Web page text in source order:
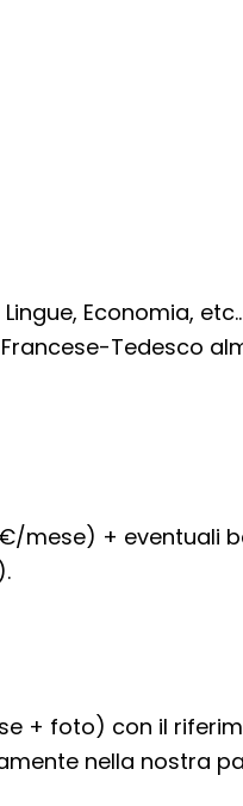
Economia, etc..
Tedesco
mese) + eventuali
+ foto) con il
nella nostra